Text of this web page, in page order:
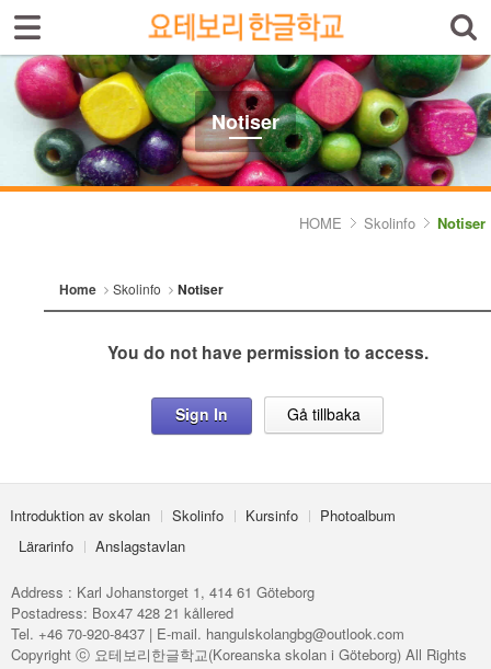
Notiser
HOME Skolinfo Notiser
Home Skolinfo Notiser
You do not have permission to access.
Sign In Gå tillbaka
Introduktion av skolan Skolinfo Kursinfo
Photoalbum
Lärarinfo
Anslagstavlan
Address : Karl Johanstorget 1, 414 61 Göteborg
Postadress: Box47 428 21 kållered
Tel. +46 70-920-8437 | E-mail. hangulskolangbg@outlook.com
Copyright ⓒ 요테보리한글학교(Koreanska skolan i Göteborg) All Rights
Sign In Sign Up
Select language
Introduktion av skolan
Skolinfo
Kursinfo